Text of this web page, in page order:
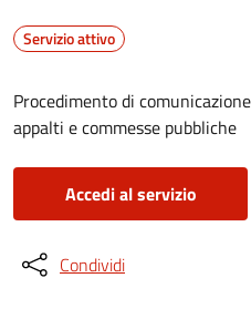
Servizio attivo
Procedimento di
appalti e commesse pubbliche
Accedi al servizio
Condividi